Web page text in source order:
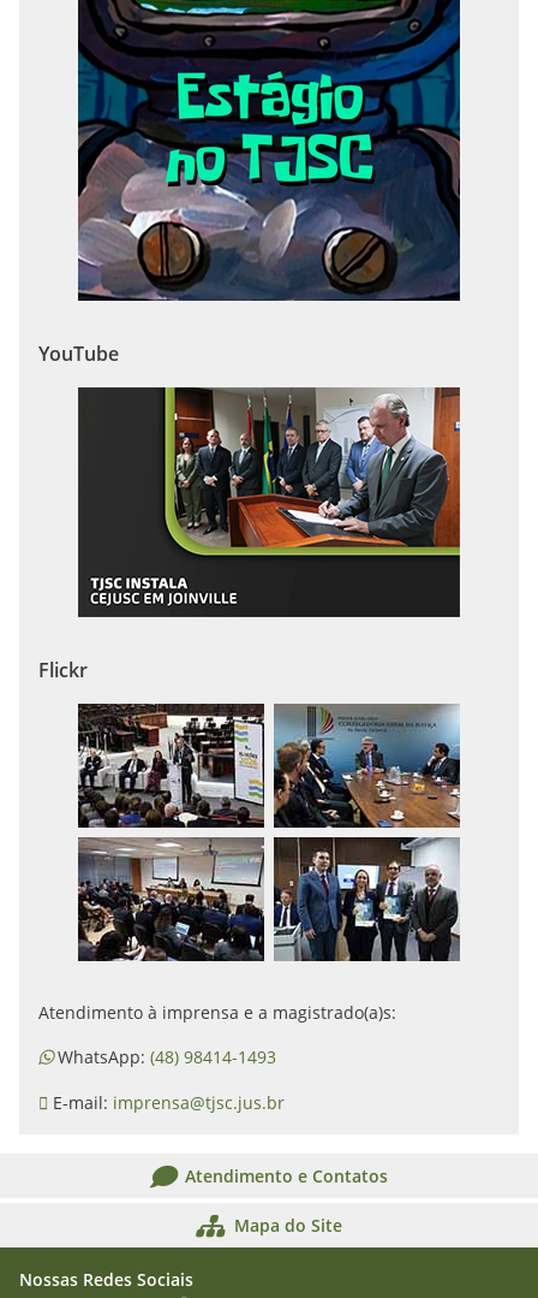
YouTube
Flickr
Atendimento à imprensa e a magistrado(a)s:
WhatsApp: (48) 98414-1493
E-mail: imprensa@tjsc.jus.br
Atendimento e Contatos
Mapa do Site
Nossas Redes Sociais